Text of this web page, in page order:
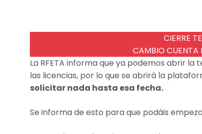
CIERRE
CAMBIO CUENTA
La RFETA informa que ya podemos abrir
las licencias, por lo que se abrirá la
solicitar nada hasta esa fecha.
Se informa de esto para que podáis